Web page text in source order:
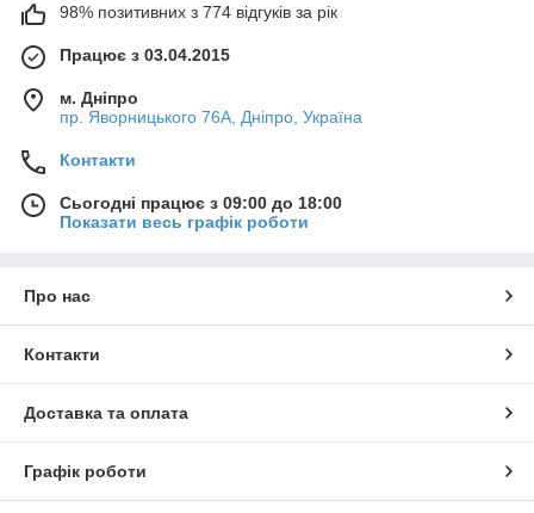
98% позитивних з 774 відгуків за рік
Працює з 03.04.2015
м. Дніпро
пр. Яворницького 76А, Дніпро, Україна
Контакти
Сьогодні працює з 09:00 до 18:00
Показати весь графік роботи
Про нас
Контакти
Доставка та оплата
Графік роботи